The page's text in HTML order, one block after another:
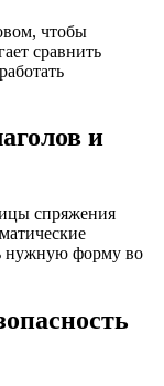
чтобы
сравнить
и
спряжения
нужную форму во